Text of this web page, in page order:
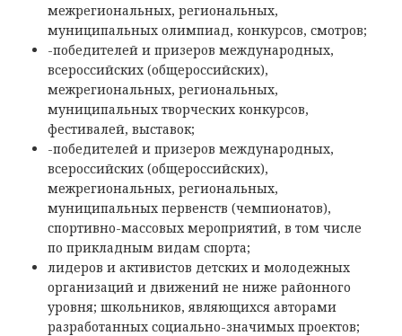
межрегиональных, региональных,
муниципальных олимпиад, конкурсов, смотров;
-победителей и призеров международных,
всероссийских (общероссийских),
межрегиональных, региональных,
муниципальных творческих конкурсов,
фестивалей, выставок;
-победителей и призеров международных,
всероссийских (общероссийских),
межрегиональных, региональных,
муниципальных первенств (чемпионатов),
спортивно-массовых мероприятий, в том числе
по прикладным видам спорта;
лидеров и активистов детских и молодежных
организаций и движений не ниже районного
уровня; школьников, являющихся авторами
разработанных социально-значимых проектов;